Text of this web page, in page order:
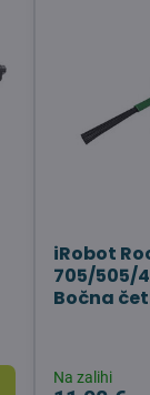
iRobot
705/505/
Bočna
Na zalihi